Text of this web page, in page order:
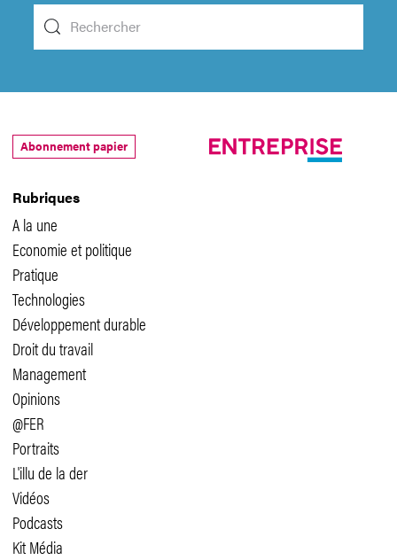
Rubriques
A la une
Economie et politique
Pratique
Technologies
Développement durable
Droit du travail
Management
Opinions
@FER
Portraits
L'illu de la der
Vidéos
Podcasts
Kit Média
Abonnement papier